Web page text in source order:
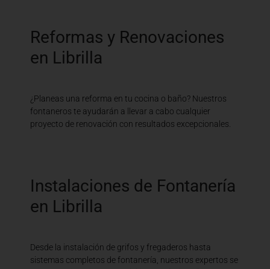
Reformas y Renovaciones
en Librilla
¿Planeas una reforma en tu cocina o baño? Nuestros
fontaneros te ayudarán a llevar a cabo cualquier
proyecto de renovación con resultados excepcionales.
Instalaciones de Fontanería
en Librilla
Desde la instalación de grifos y fregaderos hasta
sistemas completos de fontanería, nuestros expertos se